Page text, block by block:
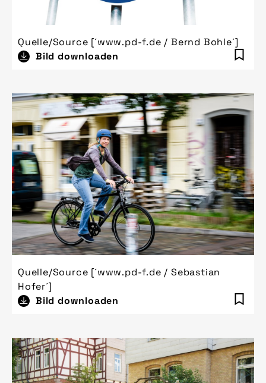
Quelle/Source [´www.pd-f.de / Bernd Bohle´]
Bild downloaden
Quelle/Source [´www.pd-f.de / Sebastian
Hofer´]
Bild downloaden